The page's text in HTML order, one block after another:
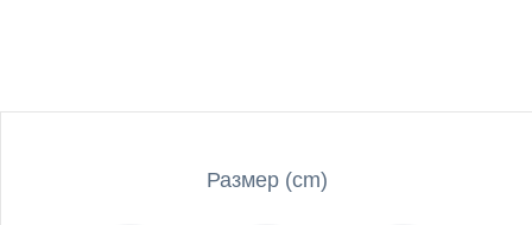
Размер (cm)